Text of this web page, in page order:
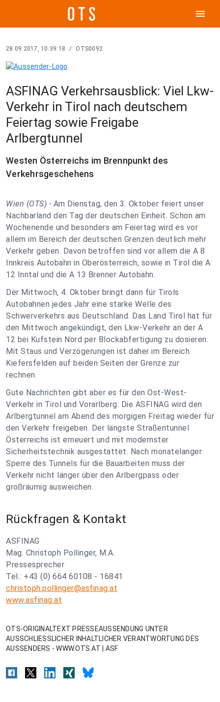
menu
28.09.2017, 10:39:18 / OTS0092
ASFINAG Verkehrsausblick: Viel Lkw-
Verkehr in Tirol nach deutschem
Feiertag sowie Freigabe
Arlbergtunnel
Westen Österreichs im Brennpunkt des
Verkehrsgeschehens
Wien (OTS) - Am Dienstag, den 3. Oktober feiert unser
Nachbarland den Tag der deutschen Einheit. Schon am
Wochenende und besonders am Feiertag wird es vor
allem im Bereich der deutschen Grenzen deutlich mehr
Verkehr geben. Davon betroffen sind vor allem die A 8
Innkreis Autobahn in Oberösterreich, sowie in Tirol die A
12 Inntal und die A 13 Brenner Autobahn.
Der Mittwoch, 4. Oktober bringt dann für Tirols
Autobahnen jedes Jahr eine starke Welle des
Schwerverkehrs aus Deutschland. Das Land Tirol hat für
den Mittwoch angekündigt, den Lkw-Verkehr an der A
12 bei Kufstein Nord per Blockabfertigung zu dosieren.
Mit Staus und Verzögerungen ist daher im Bereich
Kiefersfelden auf beiden Seiten der Grenze zur
rechnen.
Gute Nachrichten gibt aber es für den Ost-West-
Verkehr in Tirol und Vorarlberg: Die ASFINAG wird den
Arlbergtunnel am Abend des morgigen Freitag wieder für
den Verkehr freigeben. Der längste Straßentunnel
Österreichs ist erneuert und mit modernster
Sicherheitstechnik ausgestattet. Nach monatelanger
Sperre des Tunnels für die Bauarbeiten muss der
Verkehr nicht länger über den Arlbergpass oder
großräumig ausweichen.
Rückfragen & Kontakt
ASFINAG
Mag. Christoph Pollinger, M.A.
Pressesprecher
Tel.: +43 (0) 664 60108 - 16841
christoph.pollinger@asfinag.at
www.asfinag.at
OTS-ORIGINALTEXT PRESSEAUSSENDUNG UNTER
AUSSCHLIESSLICHER INHALTLICHER VERANTWORTUNG DES
AUSSENDERS - WWW.OTS.AT | ASF